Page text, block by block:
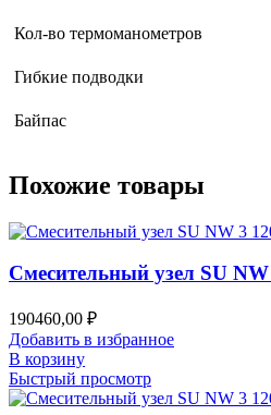
Кол-во термоманометров
Гибкие подводки
Байпас
Похожие товары
Смесительный узел SU
190460,00 ₽
Добавить в избранное
В корзину
Быстрый просмотр